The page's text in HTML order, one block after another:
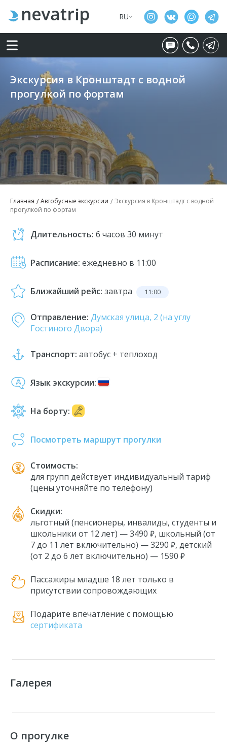
RU
Экскурсия в Кронштадт с водной
прогулкой по фортам
Главная Автобусные экскурсии
Экскурсия в Кронштадт с водной
прогулкой по фортам
Длительность: 6 часов 30 минут
Расписание: ежедневно в 11:00
Ближайший рейс: завтра 11:00
Отправление: Думская улица, 2 (на углу
Гостиного Двора)
Транспорт: автобус + теплоход
Язык экскурсии:
На борту:
Посмотреть маршрут прогулки
Стоимость:
для групп действует индивидуальный тариф
(цены уточняйте по телефону)
Скидки:
льготный (пенсионеры, инвалиды, студенты и
школьники от 12 лет) — 3490 ₽, школьный (от
7 до 11 лет включительно) — 3290 ₽, детский
(от 2 до 6 лет включительно) — 1590 ₽
Пассажиры младше 18 лет только в
присутствии сопровождающих
Подарите впечатление с помощью
сертификата
О прогулке
Галерея